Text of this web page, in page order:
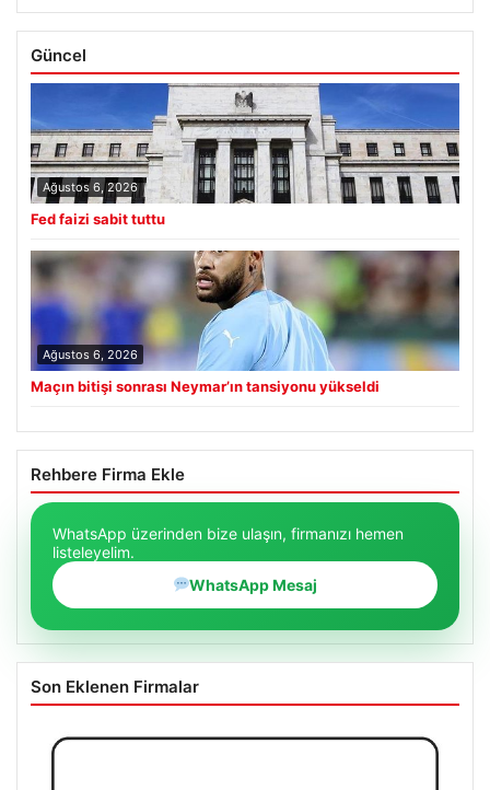
Güncel
Ağustos 6, 2026
Fed faizi sabit tuttu
Ağustos 6, 2026
Maçın bitişi sonrası Neymar’ın tansiyonu yükseldi
Rehbere Firma Ekle
WhatsApp üzerinden bize ulaşın, firmanızı hemen
listeleyelim.
WhatsApp Mesaj
Son Eklenen Firmalar